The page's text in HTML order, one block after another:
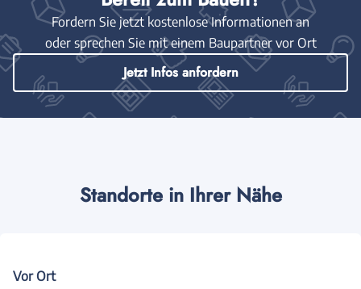
Fordern Sie jetzt kostenlose Informationen an
oder sprechen Sie mit einem Baupartner vor Ort
Jetzt Infos anfordern
Standorte in Ihrer Nähe
Vor Ort